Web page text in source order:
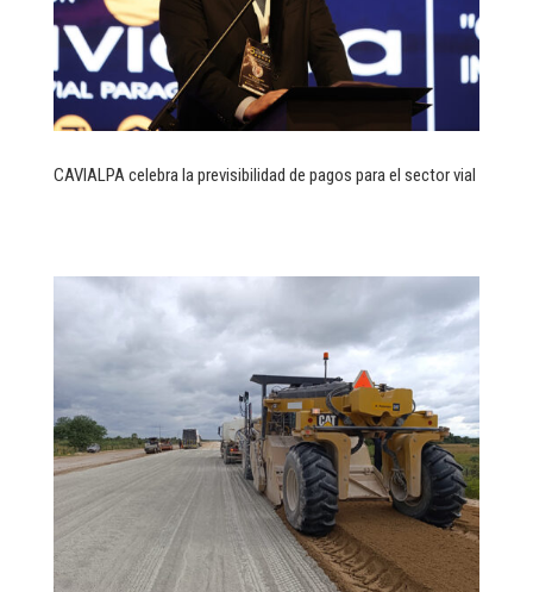
CAVIALPA celebra la previsibilidad de pagos para el sector vial